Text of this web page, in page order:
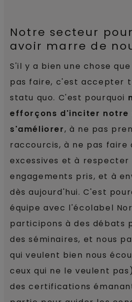
Notre secteur
avoir marre de
S'il y a bien une chose
pas faire, c'est accepter
statu quo. C'est pourquoi
efforçons d'inciter notre
s'améliorer, à ne pas
raccourcis, à ne pas faire
excessives et à respecter
engagements pris, et à
dès aujourd'hui. C'est
équipe avec l'écolabel
participons à des débats
des séminaires, et nous
qui veulent bien nous
ceux qui ne le veulent
des certifications